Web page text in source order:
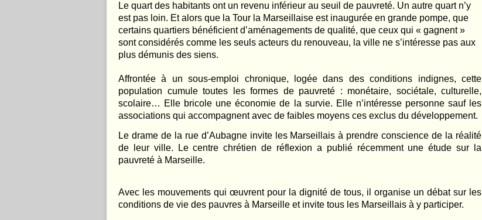
Le quart des habitants ont un revenu inférieur au seuil de pauvreté. Un autre quart n’y
est pas loin. Et alors que la Tour la Marseillaise est inaugurée en grande pompe, que
certains quartiers bénéficient d’aménagements de qualité, que ceux qui « gagnent »
sont considérés comme les seuls acteurs du renouveau, la ville ne s’intéresse pas aux
plus démunis des siens.
Affrontée à un sous-emploi chronique, logée dans des conditions indignes, cette
population cumule toutes les formes de pauvreté : monétaire, sociétale, culturelle,
scolaire… Elle bricole une économie de la survie. Elle n’intéresse personne sauf les
associations qui accompagnent avec de faibles moyens ces exclus du développement.
Le drame de la rue d’Aubagne invite les Marseillais à prendre conscience de la réalité
de leur ville. Le centre chrétien de réflexion a publié récemment une étude sur la
pauvreté à Marseille.
Avec les mouvements qui œuvrent pour la dignité de tous, il organise un débat sur les
conditions de vie des pauvres à Marseille et invite tous les Marseillais à y participer.